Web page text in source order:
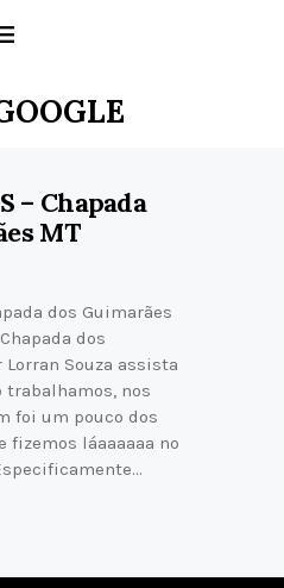
– Chapada
MT
dos Guimarães
Chapada dos
Lorran Souza assista
trabalhamos, nos
foi um pouco dos
fizemos láaaaaaa no